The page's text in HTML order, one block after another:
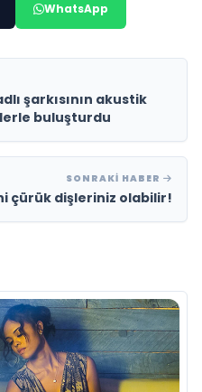
WhatsApp
şarkısının akustik
buluşturdu
SONRAKI HABER
çürük dişleriniz olabilir!